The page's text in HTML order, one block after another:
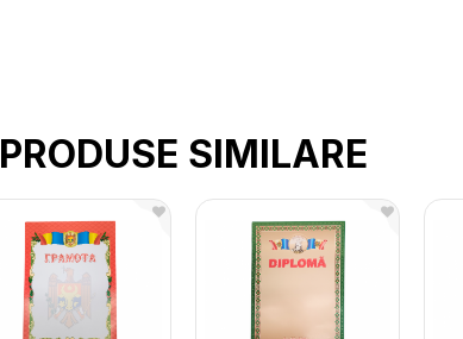
PRODUSE SIMILARE